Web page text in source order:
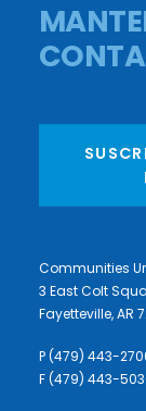
Communities
3 East Colt
Fayetteville, AR
P (479) 443-
F (479) 443-